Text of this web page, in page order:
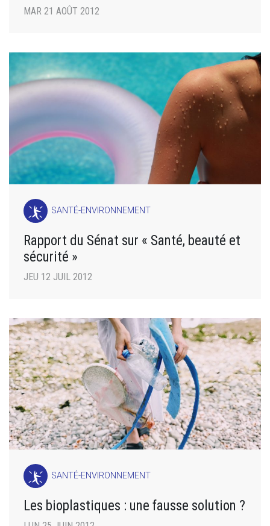
MAR 21 AOÛT 2012
SANTÉ-ENVIRONNEMENT
Rapport du Sénat sur « Santé, beauté et
sécurité »
JEU 12 JUIL 2012
SANTÉ-ENVIRONNEMENT
Les bioplastiques : une fausse solution ?